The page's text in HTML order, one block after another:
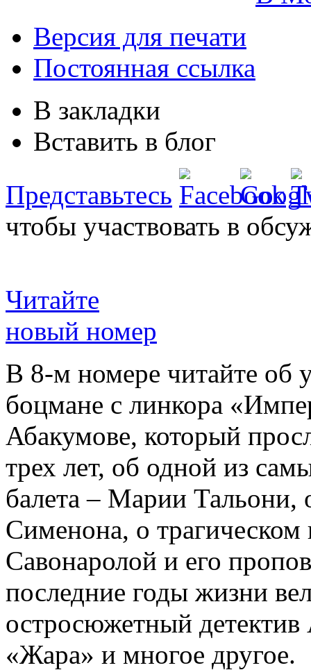
Версия для печати
Постоянная ссылка
В закладки
Вставить в блог
Представьтесь
чтобы участвовать в
Читайте
новый номер
В 8-м номере читайте об
боцмане с линкора
Абакумове, который
трех лет, об одной из
балета – Марии
Сименона, о трагическом
Савонаролой и его
последние годы жизни
остросюжетный детектив
«Жара» и многое другое.